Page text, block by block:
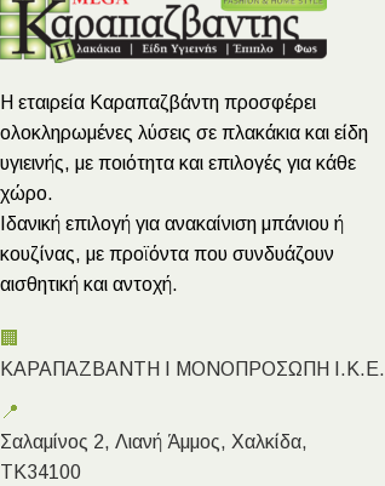
Η εταιρεία Καραπαζβάντη προσφέρει
ολοκληρωμένες λύσεις σε πλακάκια και είδη
υγιεινής, με ποιότητα και επιλογές για κάθε
χώρο.
Ιδανική επιλογή για ανακαίνιση μπάνιου ή
κουζίνας, με προϊόντα που συνδυάζουν
αισθητική και αντοχή.
🏢
ΚΑΡΑΠΑΖΒΑΝΤΗ Ι ΜΟΝΟΠΡΟΣΩΠΗ Ι.Κ.Ε.
📍
Σαλαμίνος 2, Λιανή Άμμος, Χαλκίδα,
ΤΚ34100